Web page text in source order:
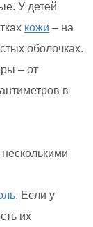
У детей
кожи – на
оболочках.
– от
в
Если у
их